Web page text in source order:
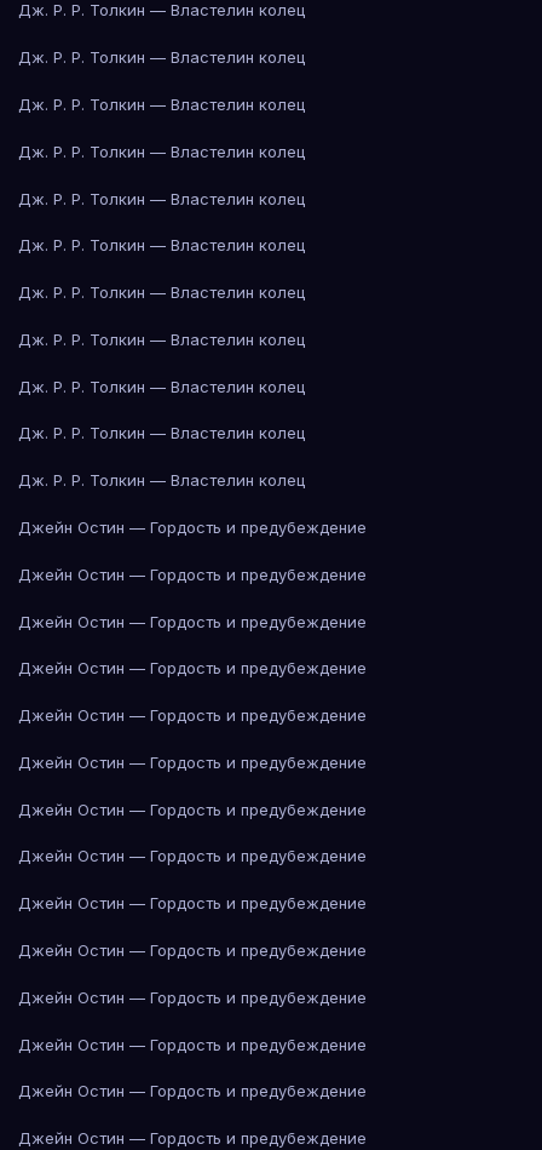
Дж. Р. Р. Толкин — Властелин колец
Дж. Р. Р. Толкин — Властелин колец
Дж. Р. Р. Толкин — Властелин колец
Дж. Р. Р. Толкин — Властелин колец
Дж. Р. Р. Толкин — Властелин колец
Дж. Р. Р. Толкин — Властелин колец
Дж. Р. Р. Толкин — Властелин колец
Дж. Р. Р. Толкин — Властелин колец
Дж. Р. Р. Толкин — Властелин колец
Дж. Р. Р. Толкин — Властелин колец
Дж. Р. Р. Толкин — Властелин колец
Джейн Остин — Гордость и предубеждение
Джейн Остин — Гордость и предубеждение
Джейн Остин — Гордость и предубеждение
Джейн Остин — Гордость и предубеждение
Джейн Остин — Гордость и предубеждение
Джейн Остин — Гордость и предубеждение
Джейн Остин — Гордость и предубеждение
Джейн Остин — Гордость и предубеждение
Джейн Остин — Гордость и предубеждение
Джейн Остин — Гордость и предубеждение
Джейн Остин — Гордость и предубеждение
Джейн Остин — Гордость и предубеждение
Джейн Остин — Гордость и предубеждение
Джейн Остин — Гордость и предубеждение